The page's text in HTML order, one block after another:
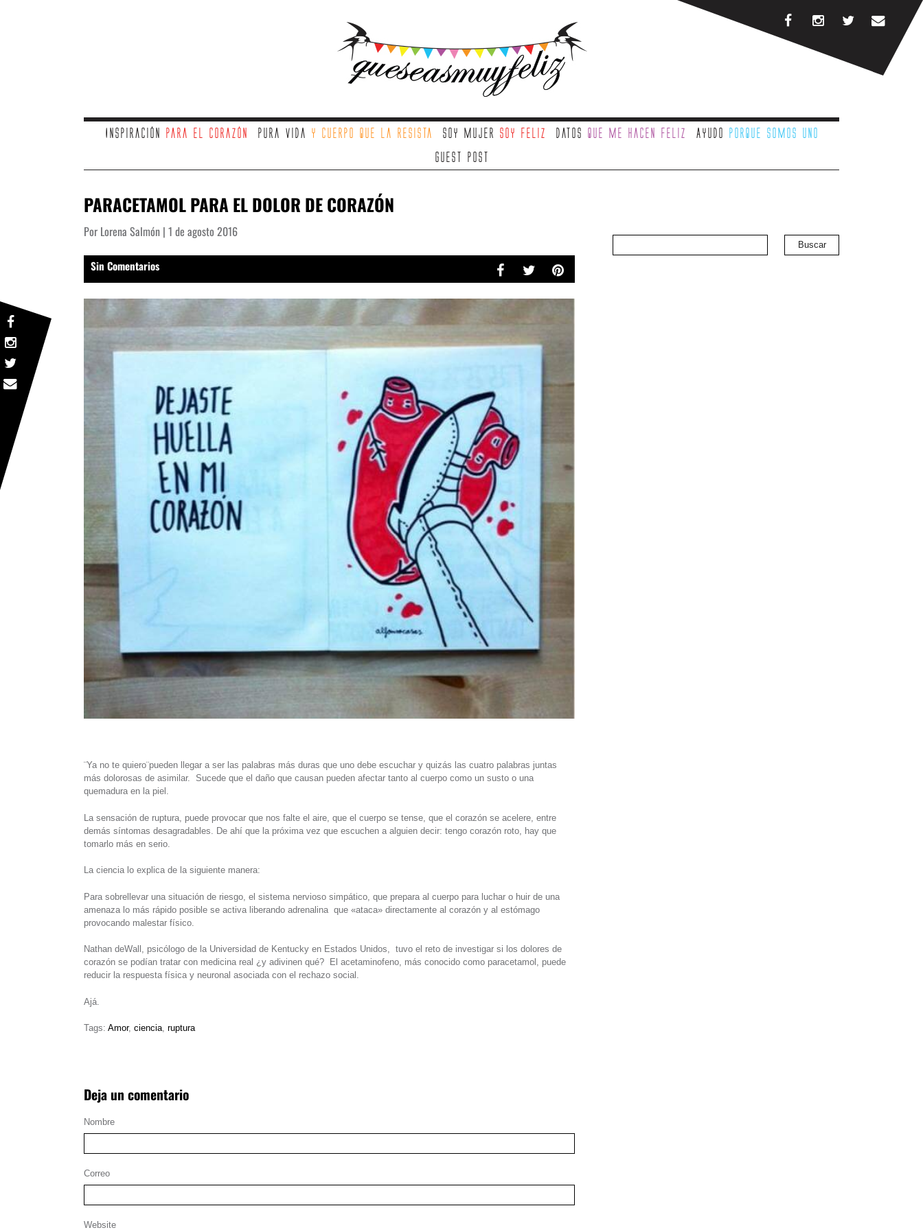
Inspiración para el corazón Pura vida y cuerpo que la resista Soy mujer soy feliz Datos que me hacen feliz Ayudo porque somos uno
Guest Post
PARACETAMOL PARA EL DOLOR DE CORAZÓN
Por Lorena Salmón | 1 de agosto 2016
Sin Comentarios
¨Ya no te quiero¨pueden llegar a ser las palabras más duras que uno debe escuchar y quizás las cuatro palabras juntas
más dolorosas de asimilar. Sucede que el daño que causan pueden afectar tanto al cuerpo como un susto o una
quemadura en la piel.
La sensación de ruptura, puede provocar que nos falte el aire, que el cuerpo se tense, que el corazón se acelere, entre
demás síntomas desagradables. De ahí que la próxima vez que escuchen a alguien decir: tengo corazón roto, hay que
tomarlo más en serio.
La ciencia lo explica de la siguiente manera:
Para sobrellevar una situación de riesgo, el sistema nervioso simpático, que prepara al cuerpo para luchar o huir de una
amenaza lo más rápido posible se activa liberando adrenalina que «ataca» directamente al corazón y al estómago
provocando malestar físico.
Nathan deWall, psicólogo de la Universidad de Kentucky en Estados Unidos, tuvo el reto de investigar si los dolores de
corazón se podían tratar con medicina real ¿y adivinen qué? El acetaminofeno, más conocido como paracetamol, puede
reducir la respuesta física y neuronal asociada con el rechazo social.
Ajá.
Tags: Amor, ciencia, ruptura
Deja un comentario
Nombre
Correo
Website
Buscar